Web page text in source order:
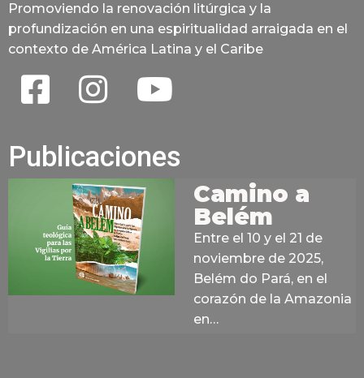
Promoviendo la renovación litúrgica y la
profundización en una espiritualidad arraigada en el
contexto de América Latina y el Caribe
Publicaciones
Camino a
Belém
Entre el 10 y el 21 de
noviembre de 2025,
Belém do Pará, en el
corazón de la Amazonia
en…